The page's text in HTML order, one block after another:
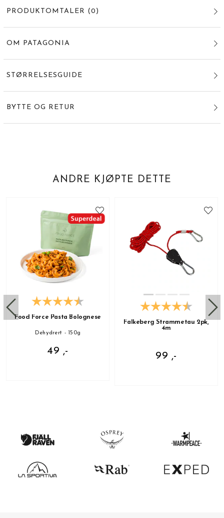
PRODUKTOMTALER (0 )
OM PATAGONIA
STØRRELSESGUIDE
BYTTE OG RETUR
ANDRE KJØPTE DETTE
Food Force Pasta Bolognese
Dehydrert - 150g
49 ,-
Falkeberg Strammetau 2pk,
4m
99 ,-